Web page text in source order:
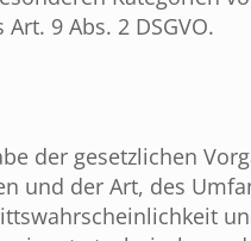
9 Abs. 2 DSGVO.
der gesetzlichen
und der Art, des